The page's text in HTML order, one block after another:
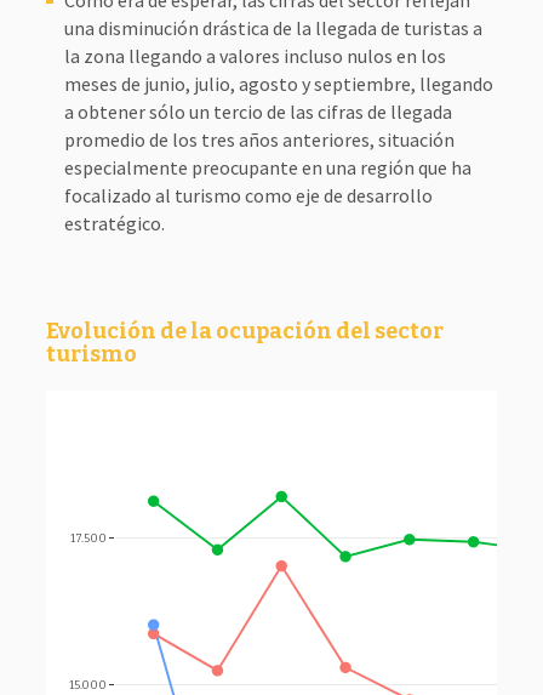
una disminución drástica de la llegada de turistas a
la zona llegando a valores incluso nulos en los
meses de junio, julio, agosto y septiembre, llegando
a obtener sólo un tercio de las cifras de llegada
promedio de los tres años anteriores, situación
especialmente preocupante en una región que ha
focalizado al turismo como eje de desarrollo
estratégico.
Evolución de la ocupación del sector
turismo
15.000
17.500